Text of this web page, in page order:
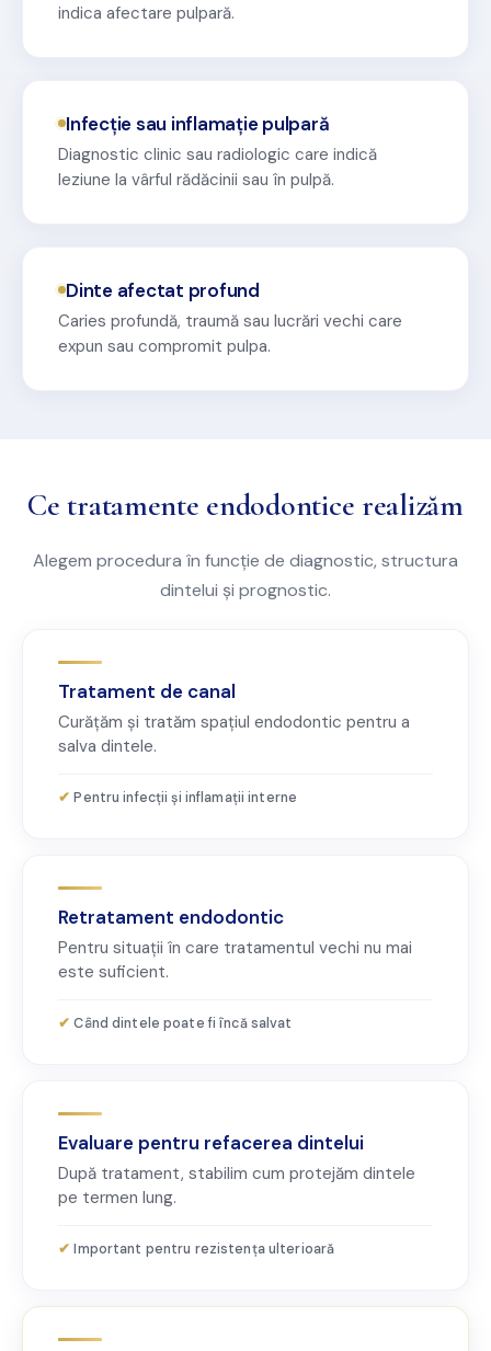
indica afectare pulpară.
Infecție sau inflamație pulpară
Diagnostic clinic sau radiologic care indică
leziune la vârful rădăcinii sau în pulpă.
Dinte afectat profund
Caries profundă, traumă sau lucrări vechi care
expun sau compromit pulpa.
Ce tratamente endodontice realizăm
Alegem procedura în funcție de diagnostic, structura
dintelui și prognostic.
Tratament de canal
Curățăm și tratăm spațiul endodontic pentru a
salva dintele.
Pentru infecții și inflamații interne
Retratament endodontic
Pentru situații în care tratamentul vechi nu mai
este suficient.
Când dintele poate fi încă salvat
Evaluare pentru refacerea dintelui
După tratament, stabilim cum protejăm dintele
pe termen lung.
Important pentru rezistența ulterioară